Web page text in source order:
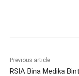
Previous article
RSIA Bina Medika